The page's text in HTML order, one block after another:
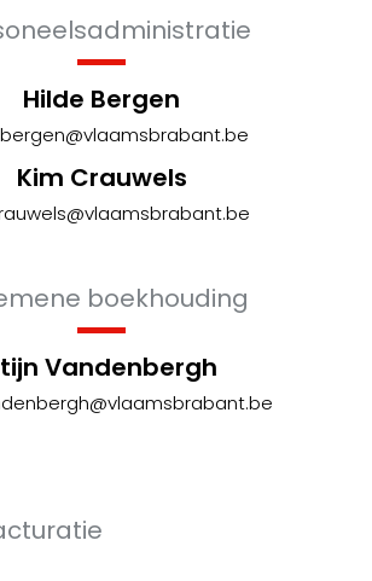
Hilde Bergen
Kim Crauwels
boekhouding
Vandenbergh